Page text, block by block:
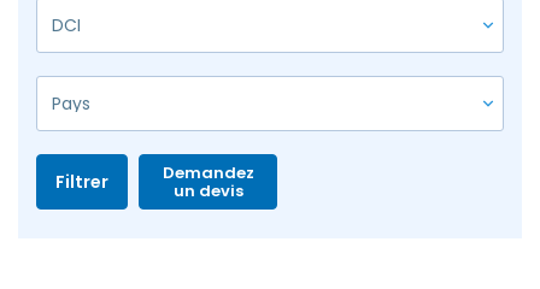
Filtrer Demandez
un devis